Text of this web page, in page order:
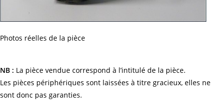
Photos réelles de la pièce
NB : La pièce vendue correspond à l’intitulé de la pièce.
Les pièces périphériques sont laissées à titre gracieux, elles ne
sont donc pas garanties.